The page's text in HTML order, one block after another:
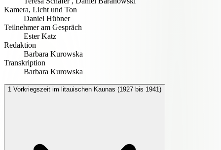
Kamera, Licht und Ton
Daniel Hübner
Teilnehmer am Gespräch
Ester Katz
Redaktion
Barbara Kurowska
Transkription
Barbara Kurowska
1 Vorkriegszeit im litauischen Kaunas (1927 bis 1941)